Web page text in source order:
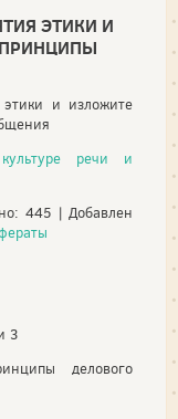
ЭТИКИ И
и изложите
речи и
445 | Добавлен
3
делового